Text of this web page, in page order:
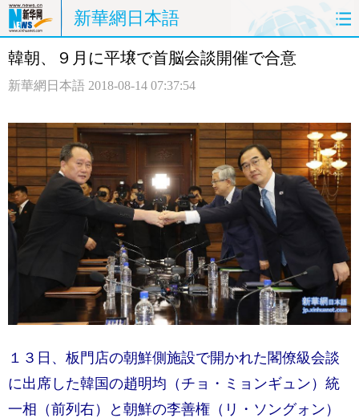
新華網日本語
ホームページ 政治 経済
観光 評論 写真
中日対訳
韓朝、９月に平壌で首脳会談開催で合意
新華網日本語 2018-08-14 07:37:54
１３日、板門店の朝鮮側施設で開かれた閣僚級会談
に出席した韓国の趙明均（チョ・ミョンギュン）統
一相（前列右）と朝鮮の李善権（リ・ソングォン）